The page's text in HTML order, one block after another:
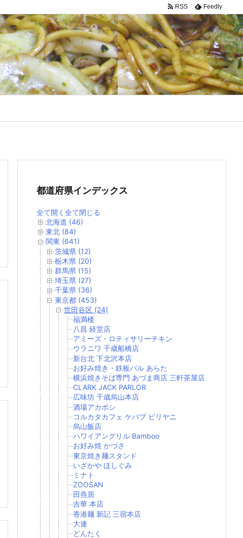
RSS Feedly
都道府県インデックス
全て開く 全て閉じる
北海道 (46)
東北 (84)
関東 (641)
茨城県 (12)
栃木県 (20)
群馬県 (15)
埼玉県 (27)
千葉県 (36)
東京都 (453)
世田谷区 (24)
福満楼
八昌 経堂店
アミーズ・ロティサリーチキン
ウラニワ 千歳船橋店
新台北 下北沢本店
お好み焼き・鉄板バル あらた
横浜焼きそば専門 あづま商店 三軒茶屋店
CLARK JACK PARLOR
広味坊 千歳烏山本店
酒場アカボシ
コルカタカフェ ケバブ ビリヤニ
烏山飯店
ハワイアングリル Bamboo
お好み焼 かづさ
東京焼き麺スタンド
いざかや ほしぐみ
ミナト
ZOOSAN
田燕居
吉華 本店
香港麺 新記 三宿本店
大連
どんたく